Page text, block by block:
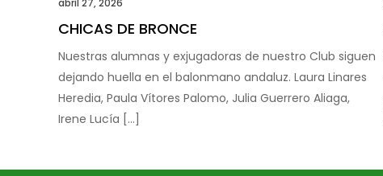
abril 27, 2026
CHICAS DE BRONCE
Nuestras alumnas y exjugadoras de nuestro Club siguen
dejando huella en el balonmano andaluz. Laura Linares
Heredia, Paula Vítores Palomo, Julia Guerrero Aliaga,
Irene Lucía […]